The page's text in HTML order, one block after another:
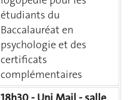
étudiants du
Baccalauréat en
psychologie et des
certificats
complémentaires